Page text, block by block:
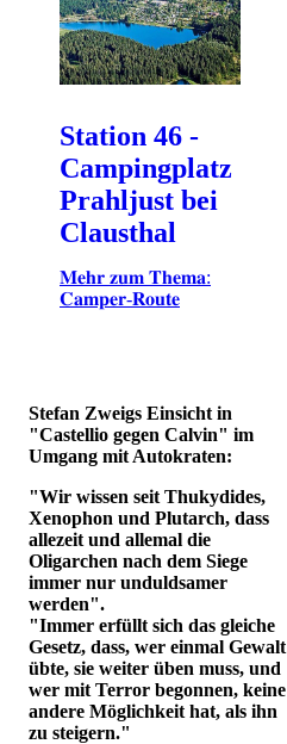
Station 46 -
Campingplatz
Prahljust bei
Clausthal
𝐌𝐞𝐡𝐫 𝐳𝐮𝐦 𝐓𝐡𝐞𝐦𝐚:
𝐂𝐚𝐦𝐩𝐞𝐫-𝐑𝐨𝐮𝐭𝐞
Stefan Zweigs Einsicht in
"Castellio gegen Calvin" im
Umgang mit Autokraten:
"Wir wissen seit Thukydides,
Xenophon und Plutarch, dass
allezeit und allemal die
Oligarchen nach dem Siege
immer nur unduldsamer
werden".
"Immer erfüllt sich das gleiche
Gesetz, dass, wer einmal Gewalt
übte, sie weiter üben muss, und
wer mit Terror begonnen, keine
andere Möglichkeit hat, als ihn
zu steigern."